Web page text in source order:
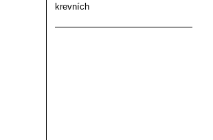
krevních